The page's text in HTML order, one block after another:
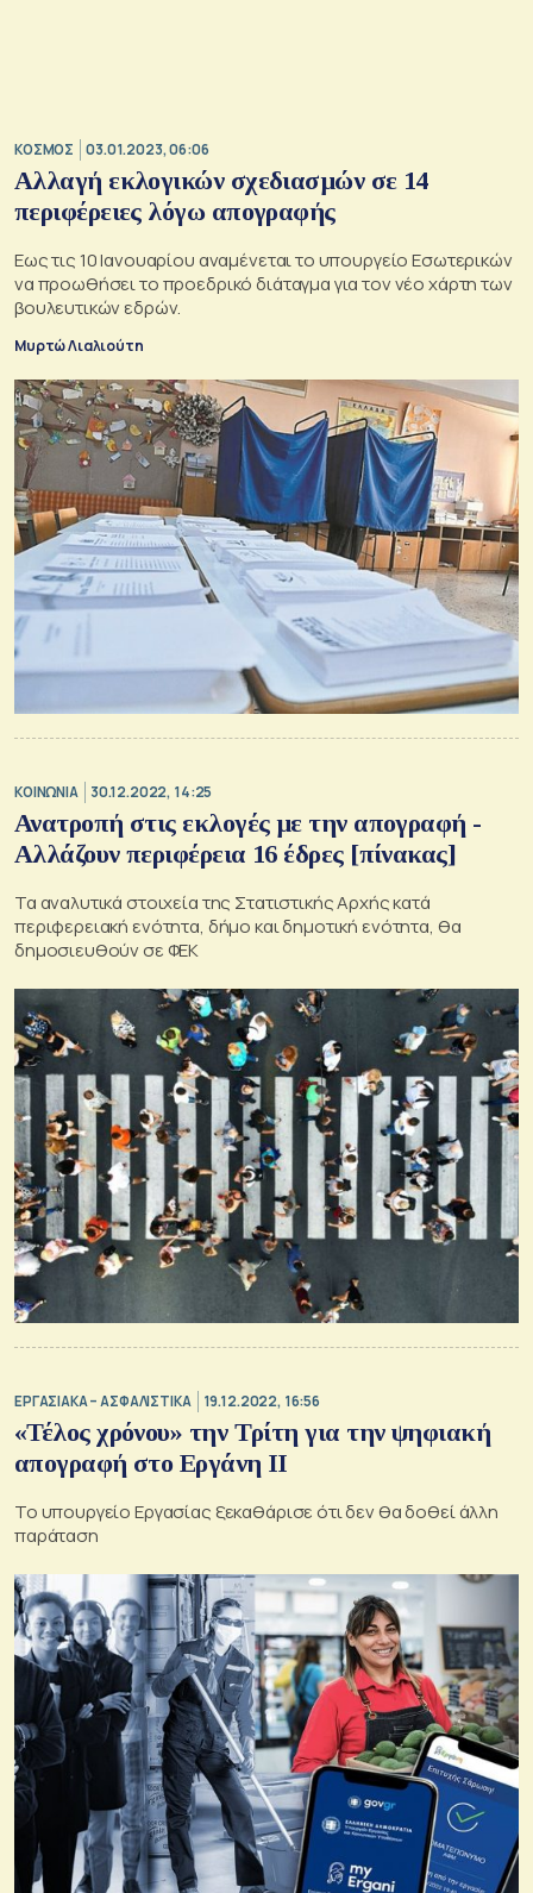
ΚΟΣΜΟΣ 03.01.2023, 06:06
Αλλαγή εκλογικών σχεδιασμών σε 14
περιφέρειες λόγω απογραφής
Εως τις 10 Ιανουαρίου αναμένεται το υπουργείο Εσωτερικών
να προωθήσει το προεδρικό διάταγμα για τον νέο χάρτη των
βουλευτικών εδρών.
Μυρτώ Λιαλιούτη
ΚΟΙΝΩΝΙΑ 30.12.2022, 14:25
Ανατροπή στις εκλογές με την απογραφή -
Αλλάζουν περιφέρεια 16 έδρες [πίνακας]
Τα αναλυτικά στοιχεία της Στατιστικής Αρχής κατά
περιφερειακή ενότητα, δήμο και δημοτική ενότητα, θα
δημοσιευθούν σε ΦΕΚ
ΕΡΓΑΣΙΑΚΑ – ΑΣΦΑΛΙΣΤΙΚΑ 19.12.2022, 16:56
«Τέλος χρόνου» την Τρίτη για την ψηφιακή
απογραφή στο Εργάνη ΙΙ
Το υπουργείο Εργασίας ξεκαθάρισε ότι δεν θα δοθεί άλλη
παράταση